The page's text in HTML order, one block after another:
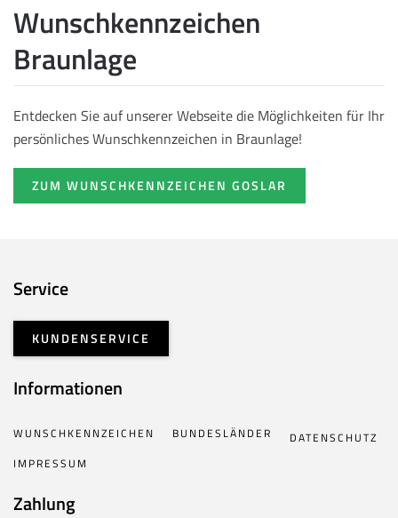
Wunschkennzeichen
Braunlage
Entdecken Sie auf unserer Webseite die Möglichkeiten für Ihr
persönliches Wunschkennzeichen in Braunlage!
ZUM WUNSCHKENNZEICHEN GOSLAR
Service
KUNDENSERVICE
Informationen
WUNSCHKENNZEICHEN BUNDESLÄNDER
DATENSCHUTZ
IMPRESSUM
Zahlung